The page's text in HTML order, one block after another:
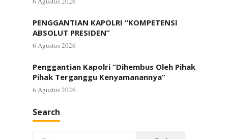
PENGGANTIAN KAPOLRI “KOMPETENSI
ABSOLUT PRESIDEN”
6 Agustus 2026
Penggantian Kapolri “Dihembus Oleh Pihak
Pihak Terganggu Kenyamanannya”
6 Agustus 2026
Search
Cari